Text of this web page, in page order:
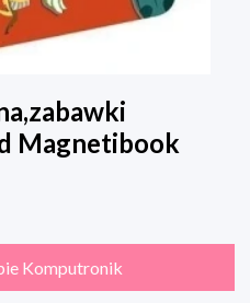
Magnetibook
Komputronik